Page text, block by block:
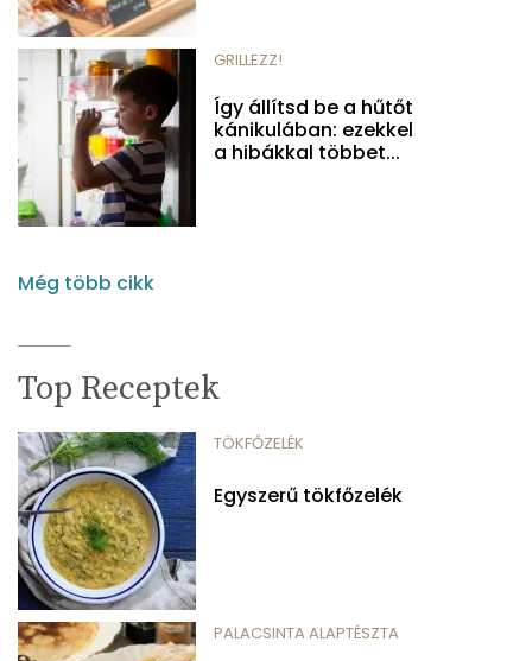
GRILLEZZ!
Így állítsd be a hűtőt
kánikulában: ezekkel
a hibákkal többet...
Még több cikk
Top Receptek
TÖKFŐZELÉK
Egyszerű tökfőzelék
PALACSINTA ALAPTÉSZTA